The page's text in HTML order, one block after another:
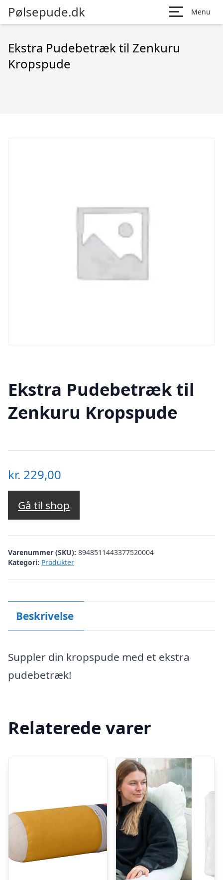
Pølsepude.dk Menu
Ekstra Pudebetræk til Zenkuru
Kropspude
Ekstra Pudebetræk til
Zenkuru Kropspude
kr. 229,00
Gå til shop
Varenummer (SKU): 8948511443377520004
Kategori: Produkter
Beskrivelse
Suppler din kropspude med et ekstra
pudebetræk!
Relaterede varer